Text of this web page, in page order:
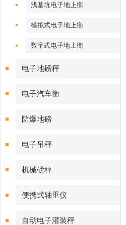
浅基坑电子地上衡
模拟式电子地上衡
数字式电子地上衡
电子地磅秤
电子汽车衡
防爆地磅
电子吊秤
机械磅秤
便携式轴重仪
自动电子灌装秤